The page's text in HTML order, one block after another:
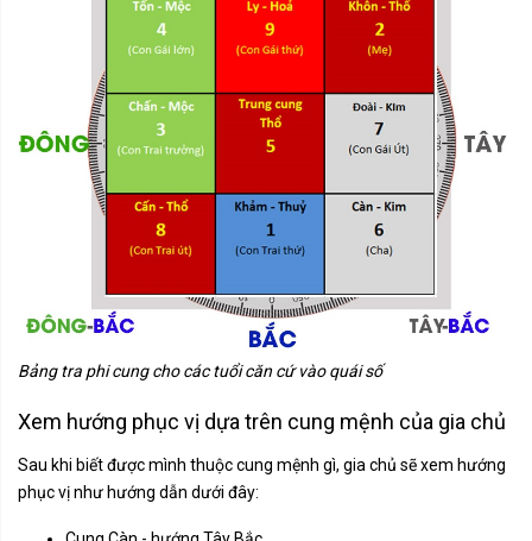
Bảng tra phi cung cho các tuổi căn cứ vào quái số
Xem hướng phục vị dựa trên cung mệnh của gia chủ
Sau khi biết được mình thuộc cung mệnh gì, gia chủ sẽ xem hướng
phục vị như hướng dẫn dưới đây: